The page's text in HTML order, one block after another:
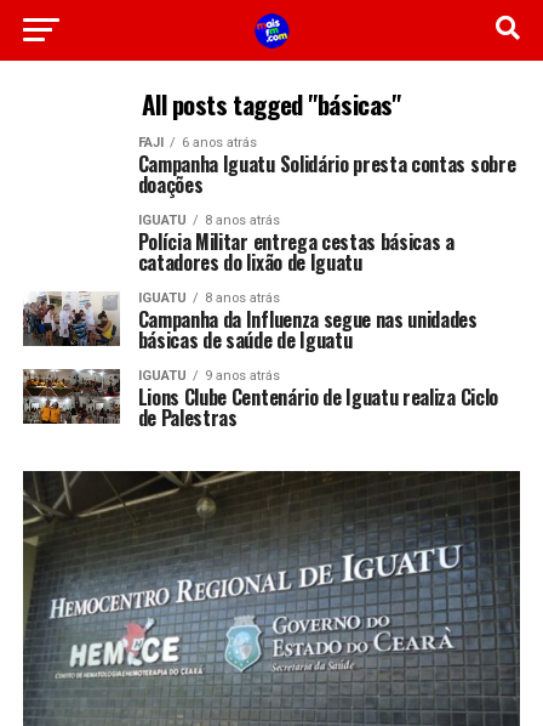
All posts tagged "básicas"
FAJI 6 anos atrás
Campanha Iguatu Solidário presta contas sobre
doações
IGUATU 8 anos atrás
Polícia Militar entrega cestas básicas a
catadores do lixão de Iguatu
IGUATU 8 anos atrás
Campanha da Influenza segue nas unidades
básicas de saúde de Iguatu
IGUATU 9 anos atrás
Lions Clube Centenário de Iguatu realiza Ciclo
de Palestras